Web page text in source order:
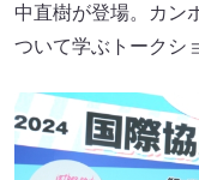
中直樹が登場。カン
ついて学ぶトークシ